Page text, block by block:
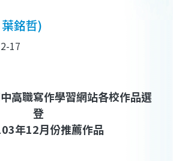
銘哲)
17
高職寫作學習網站各校作品選
登
年12月份推薦作品